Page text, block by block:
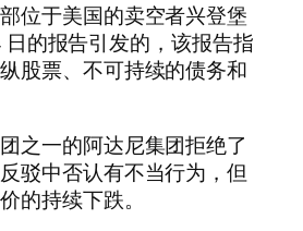
位于美国的卖空者兴登堡
日的报告引发的，该报告指
股票、不可持续的债务和
之一的阿达尼集团拒绝了
驳中否认有不当行为，但
的持续下跌。